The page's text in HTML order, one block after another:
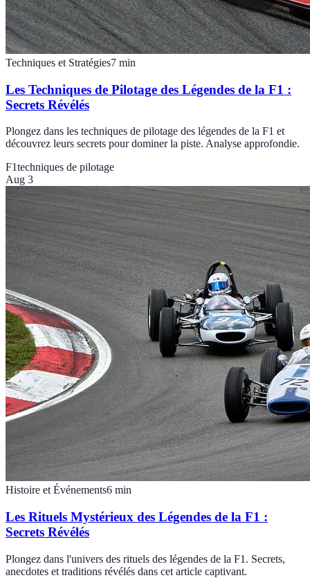
Techniques et Stratégies7 min
Les Techniques de Pilotage des Légendes de la F1 :
Secrets Révélés
Plongez dans les techniques de pilotage des légendes de la F1 et
découvrez leurs secrets pour dominer la piste. Analyse approfondie.
F1techniques de pilotage
Aug 3
Histoire et Événements6 min
Les Rituels Mystérieux des Légendes de la F1 :
Secrets Révélés
Plongez dans l'univers des rituels des légendes de la F1. Secrets,
anecdotes et traditions révélés dans cet article captivant.